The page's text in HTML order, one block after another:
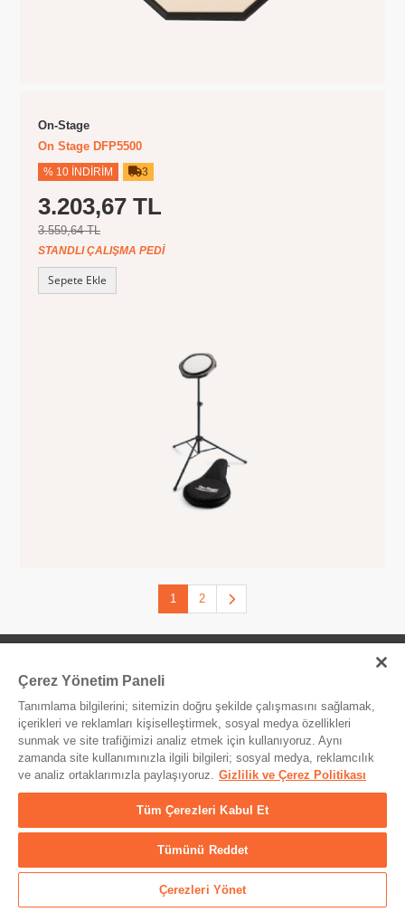
On-Stage
On Stage DFP5500
% 10 İNDIRIM 3
3.203,67 TL
3.559,64 TL
STANDLI ÇALIŞMA PEDI
Sepete Ekle
1 2
Bizden
OKUL BLOG
Sosyal Sorumluluk
Ana Kategoriler
Çerez Yönetim Paneli
Tanımlama bilgilerini; sitemizin doğru şekilde çalışmasını sağlamak,
içerikleri ve reklamları kişiselleştirmek, sosyal medya özellikleri
sunmak ve site trafiğimizi analiz etmek için kullanıyoruz. Aynı
zamanda site kullanımınızla ilgili bilgileri; sosyal medya, reklamcılık
ve analiz ortaklarımızla paylaşıyoruz. Gizlilik ve Çerez Politikası
Tüm Çerezleri Kabul Et
Tümünü Reddet
Çerezleri Yönet